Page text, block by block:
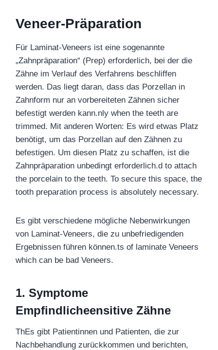
Veneer-Präparation
Für Laminat-Veneers ist eine sogenannte
„Zahnpräparation“ (Prep) erforderlich, bei der die
Zähne im Verlauf des Verfahrens beschliffen
werden. Das liegt daran, dass das Porzellan in
Zahnform nur an vorbereiteten Zähnen sicher
befestigt werden kann.nly when the teeth are
trimmed. Mit anderen Worten: Es wird etwas Platz
benötigt, um das Porzellan auf den Zähnen zu
befestigen. Um diesen Platz zu schaffen, ist die
Zahnpräparation unbedingt erforderlich.d to attach
the porcelain to the teeth. To secure this space, the
tooth preparation process is absolutely necessary.
Es gibt verschiedene mögliche Nebenwirkungen
von Laminat-Veneers, die zu unbefriedigenden
Ergebnissen führen können.ts of laminate Veneers
which can be bad Veneers.
1. Symptome
Empfindlicheensitive Zähne
ThEs gibt Patientinnen und Patienten, die zur
Nachbehandlung zurückkommen und berichten,